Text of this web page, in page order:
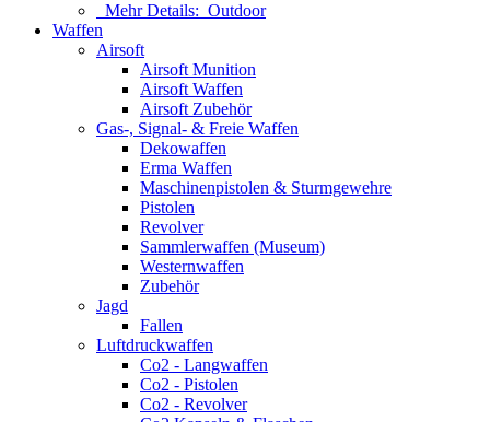
Mehr Details: Outdoor
Waffen
Airsoft
Airsoft Munition
Airsoft Waffen
Airsoft Zubehör
Gas-, Signal- & Freie Waffen
Dekowaffen
Erma Waffen
Maschinenpistolen & Sturmgewehre
Pistolen
Revolver
Sammlerwaffen (Museum)
Westernwaffen
Zubehör
Jagd
Fallen
Luftdruckwaffen
Co2 - Langwaffen
Co2 - Pistolen
Co2 - Revolver